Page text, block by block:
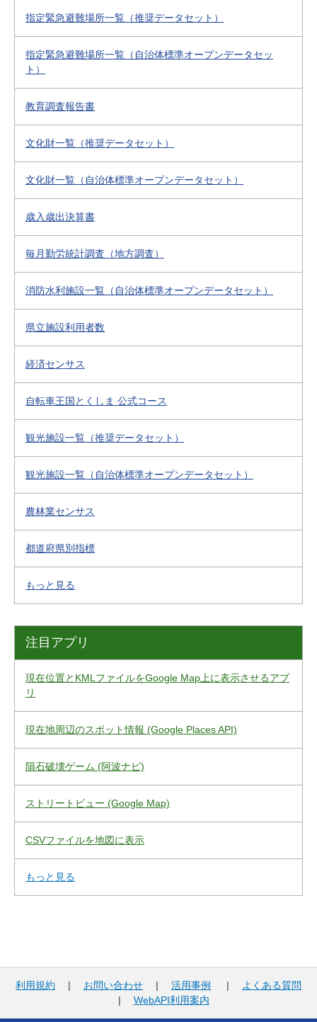
指定緊急避難場所一覧（推奨データセット）
指定緊急避難場所一覧（自治体標準オープンデータセッ
ト）
教育調査報告書
文化財一覧（推奨データセット）
文化財一覧（自治体標準オープンデータセット）
歳入歳出決算書
毎月勤労統計調査（地方調査）
消防水利施設一覧（自治体標準オープンデータセット）
県立施設利用者数
経済センサス
自転車王国とくしま 公式コース
観光施設一覧（推奨データセット）
観光施設一覧（自治体標準オープンデータセット）
農林業センサス
都道府県別指標
もっと見る
注目アプリ
現在位置とKMLファイルをGoogle Map上に表示させるアプ
リ
現在地周辺のスポット情報 (Google Places API)
隕石破壊ゲーム (阿波ナビ)
ストリートビュー (Google Map)
CSVファイルを地図に表示
もっと見る
利用規約 | お問い合わせ | 活用事例 |
よくある質問
| WebAPI利用案内